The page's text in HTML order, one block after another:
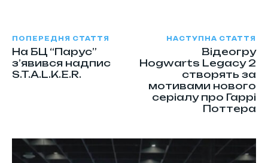
ПОПЕРЕДНЯ СТАТТЯ
На БЦ “Парус”
з’явився надпис
S.T.A.L.K.E.R.
НАСТУПНА СТАТТЯ
Відеогру
Hogwarts Legacy 2
створять за
мотивами нового
серіалу про Гаррі
Поттера